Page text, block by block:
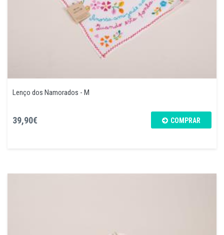
Lenço dos Namorados - M
39,90€ COMPRAR